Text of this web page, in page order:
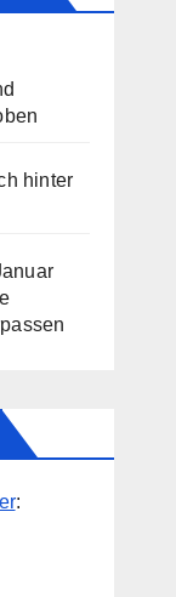
hinter
: